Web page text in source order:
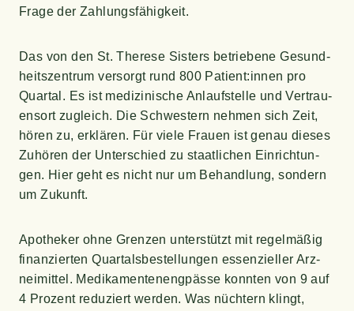
Fra­ge der Zahlungsfähigkeit.
Das von den St. The­re­se Sis­ters betrie­be­ne Gesund­
heits­zen­trum ver­sorgt rund 800 Patient:innen pro
Quar­tal. Es ist medi­zi­ni­sche Anlauf­stel­le und Ver­trau­
ens­ort zugleich. Die Schwes­tern neh­men sich Zeit,
hören zu, erklä­ren. Für vie­le Frau­en ist genau die­ses
Zuhö­ren der Unter­schied zu staat­li­chen Ein­rich­tun­
gen. Hier geht es nicht nur um Behand­lung, son­dern
um Zukunft.
Apo­the­ker ohne Gren­zen unter­stützt mit regel­mä­ßig
finan­zier­ten Quar­tals­be­stel­lun­gen essen­zi­el­ler Arz­
nei­mit­tel. Medi­ka­men­ten­eng­päs­se konn­ten von 9 auf
4 Pro­zent redu­ziert wer­den. Was nüch­tern klingt,